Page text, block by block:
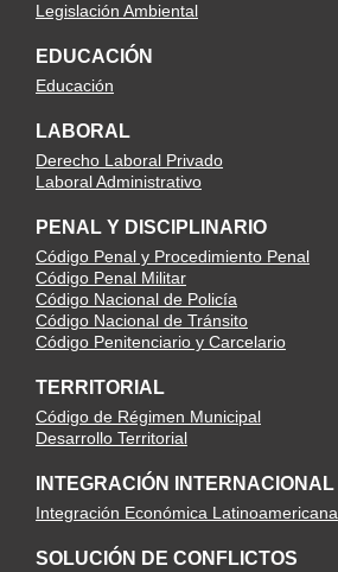
Legislación Ambiental
EDUCACIÓN
Educación
LABORAL
Derecho Laboral Privado
Laboral Administrativo
PENAL Y DISCIPLINARIO
Código Penal y Procedimiento Penal
Código Penal Militar
Código Nacional de Policía
Código Nacional de Tránsito
Código Penitenciario y Carcelario
TERRITORIAL
Código de Régimen Municipal
Desarrollo Territorial
INTEGRACIÓN INTERNACIONAL
Integración Económica Latinoamericana
SOLUCIÓN DE CONFLICTOS